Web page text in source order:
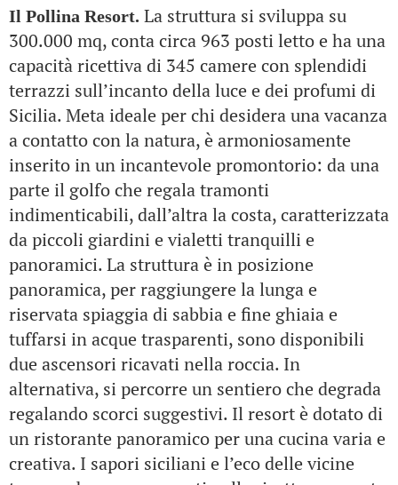
Il Pollina Resort. La struttura si sviluppa su
300.000 mq, conta circa 963 posti letto e ha una
capacità ricettiva di 345 camere con splendidi
terrazzi sull’incanto della luce e dei profumi di
Sicilia.Meta ideale per chi desidera una vacanza
a contatto con la natura, è armoniosamente
inserito in un incantevole promontorio: da una
parte il golfo che regala tramonti
indimenticabili, dall’altra la costa, caratterizzata
da piccoli giardini e vialetti tranquilli e
panoramici.La struttura è in posizione
panoramica, per raggiungere la lunga e
riservata spiaggia di sabbia e fine ghiaia e
tuffarsi in acque trasparenti, sono disponibili
due ascensori ricavati nella roccia. In
alternativa, si percorre un sentiero che degrada
regalando scorci suggestivi. Il resort è dotato di
un ristorante panoramico per una cucina varia e
creativa. I sapori siciliani e l’eco delle vicine